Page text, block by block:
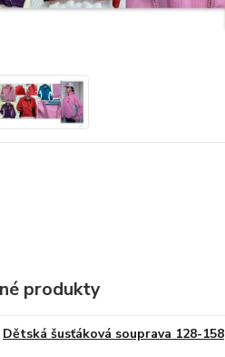
produkty
Dětská šusťáková souprava 128-158